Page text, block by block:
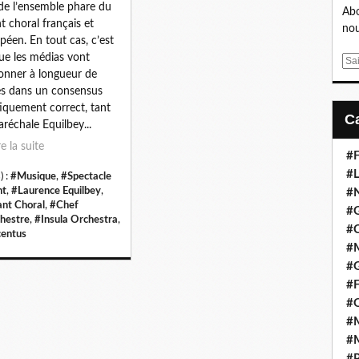
l’ensemble phare du
choral français et
En tout cas, c’est
les médias vont
à longueur de
dans un consensus
correct, tant
Equilbey...
la suite
: #Musique, #Spectacle
, #Laurence Equilbey,
Choral , #Chef
, #Insula Orchestra,
E